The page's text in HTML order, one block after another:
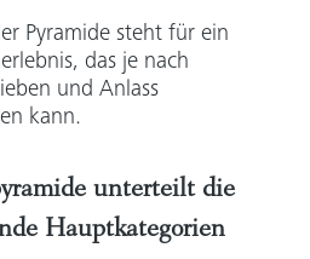
Pyramide steht für ein
das je nach
und Anlass
kann.
unterteilt die
Hauptkategorien